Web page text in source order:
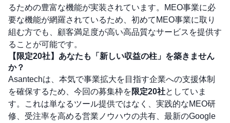
るための豊富な機能が実装されています。MEO事業に必
要な機能が網羅されているため、初めてMEO事業に取り
組む方でも、顧客満足度が高い高品質なサービスを提供す
ることが可能です。
【限定20社】あなたも「新しい収益の柱」を築きません
か？
Asantechは、本気で事業拡大を目指す企業への支援体制
を確保するため、今回の募集枠を限定20社としていま
す。これは単なるツール提供ではなく、実践的なMEO研
修、受注率を高める営業ノウハウの共有、最新のGoogle